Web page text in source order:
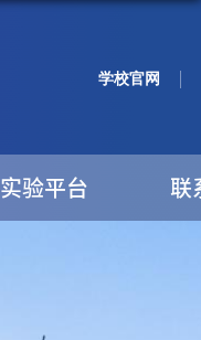
学校官网
实验平台 联